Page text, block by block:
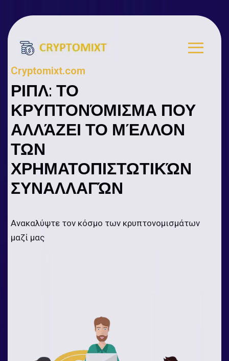
Cryptomixt.com
ΡΙΠΛ: ΤΟ
ΚΡΥΠΤΟΝΌΜΙΣΜΑ ΠΟΥ
ΑΛΛΆΖΕΙ ΤΟ ΜΈΛΛΟΝ
ΤΩΝ
ΧΡΗΜΑΤΟΠΙΣΤΩΤΙΚΏΝ
ΣΥΝΑΛΛΑΓΏΝ
Ανακαλύψτε τον κόσμο των κρυπτονομισμάτων
μαζί μας